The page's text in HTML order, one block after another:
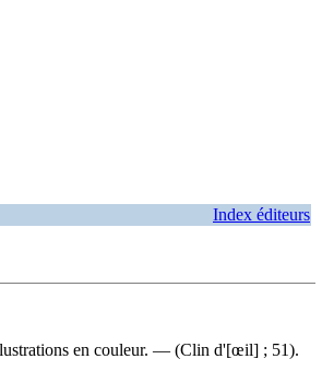
Index éditeurs
en couleur. — (Clin d'[œil] ; 51).